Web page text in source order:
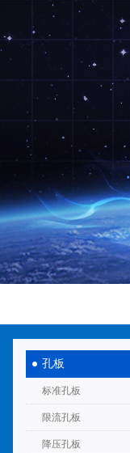
孔板
标准孔板
限流孔板
降压孔板